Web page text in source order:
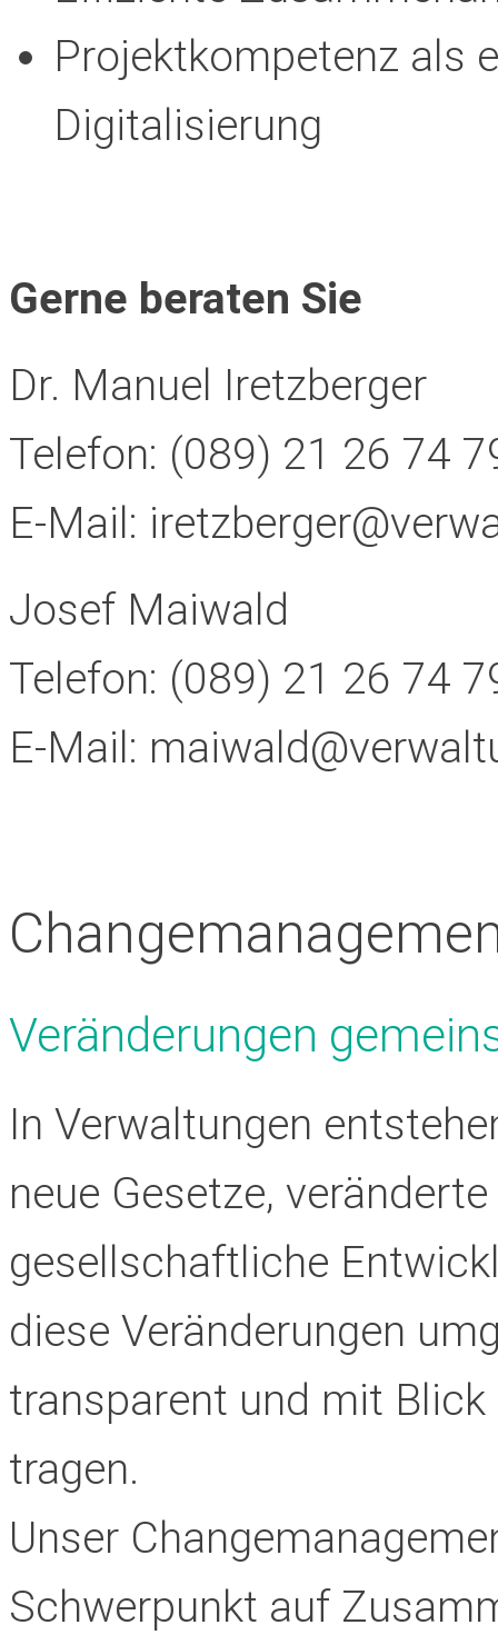
Projektkompetenz als
Digitalisierung
Gerne beraten Sie
Dr. Manuel Iretzberger
Telefon: (089) 21 26 74
E-Mail:
Josef Maiwald
Telefon: (089) 21 26 74
E-Mail:
Veränderungen
In Verwaltungen
neue Gesetze,
gesellschaftliche
diese Veränderungen
transparent und mit
tragen.
Unser
Schwerpunkt auf